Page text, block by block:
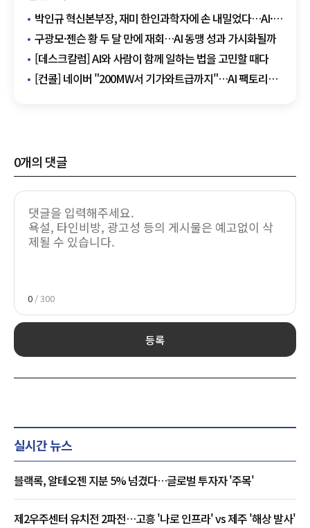
박인규 혁신본부장, 재미 한인과학자에 손 내밀었다…AI·
우주·양자 공동연구 확대
구광모·젠슨 황 두 달 만에 재회…AI 동맹 성과 가시화될까
[데스크칼럼] AI와 사람이 함께 일하는 법을 고민할 때다
[컨콜] 네이버 "200MW서 기가와트급까지"…AI 팩토리
0개의 댓글
0 / 300
등록
실시간 뉴스
블랙록, 알테오젠 지분 5% 넘겼다…글로벌 투자자 '주목'
제2우주센터 유치전 2파전…고흥 '나로 인프라' vs 제주 '해상 발사'